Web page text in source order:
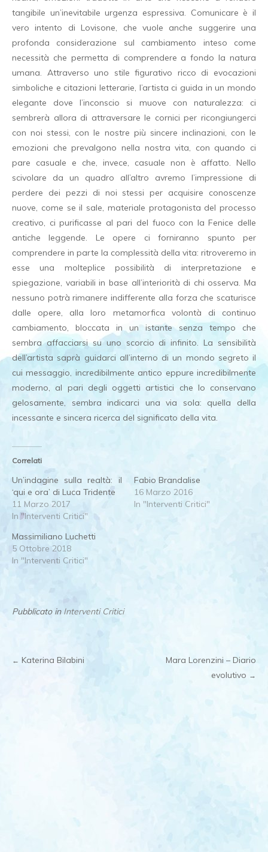
tangibile un’inevitabile urgenza espressiva. Comunicare è il
vero intento di Lovisone, che vuole anche suggerire una
profonda considerazione sul cambiamento inteso come
necessità che permetta di comprendere a fondo la natura
umana. Attraverso uno stile figurativo ricco di evocazioni
simboliche e citazioni letterarie, l’artista ci guida in un mondo
elegante dove l’inconscio si muove con naturalezza: ci
sembrerà allora di attraversare le cornici per ricongiungerci
con noi stessi, con le nostre più sincere inclinazioni, con le
emozioni che prevalgono nella nostra vita, con quando ci
pare casuale e che, invece, casuale non è affatto. Nello
scivolare da un quadro all’altro avremo l’impressione di
perdere dei pezzi di noi stessi per acquisire conoscenze
nuove, come se il sale, materiale protagonista del processo
creativo, ci purificasse al pari del fuoco con la Fenice delle
antiche leggende. Le opere ci forniranno spunto per
comprendere in parte la complessità della vita: ritroveremo in
esse una molteplice possibilità di interpretazione e
spiegazione, variabili in base all’interiorità di chi osserva. Ma
nessuno potrà rimanere indifferente alla forza che scaturisce
dalle opere, alla loro metamorfica volontà di continuo
cambiamento, bloccata in un istante senza tempo che
sembra affacciarsi su uno scorcio di infinito. La sensibilità
dell’artista saprà guidarci all’interno di un mondo segreto il
cui messaggio, incredibilmente antico eppure incredibilmente
moderno, al pari degli oggetti artistici che lo conservano
gelosamente, sembra indicarci una via sola: quella della
incessante e sincera ricerca del significato della vita.
Correlati
Un’indagine sulla realtà: il
‘qui e ora’ di Luca Tridente
11 Marzo 2017
In "Interventi Critici"
Fabio Brandalise
16 Marzo 2016
In "Interventi Critici"
Massimiliano Luchetti
5 Ottobre 2018
In "Interventi Critici"
Pubblicato in Interventi Critici
Post
← Katerina Bilabini
Mara Lorenzini – Diario
evolutivo →